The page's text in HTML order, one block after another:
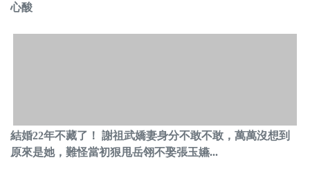
心酸
結婚22年不藏了！ 謝祖武嬌妻身分不敢不敢，萬萬沒想到
原來是她，難怪當初狠甩岳翎不娶張玉嬿...